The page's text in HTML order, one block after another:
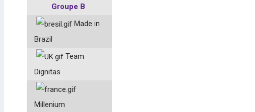
Groupe B
Made in
Brazil
Team
Dignitas
Millenium